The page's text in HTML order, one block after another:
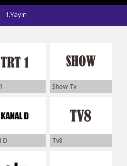
1.Yayın
Show Tv
D Tv8